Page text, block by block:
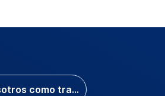
Únete a nosotros como transcriptor